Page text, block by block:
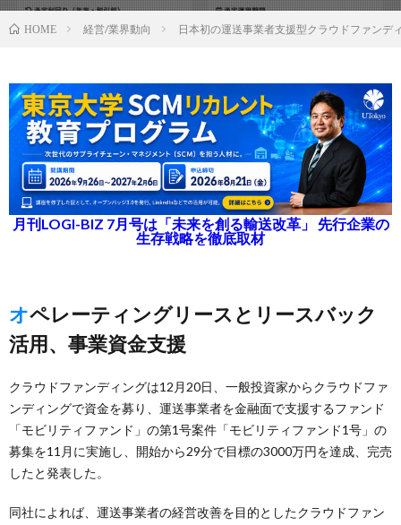
HOME 経営/業界動向 日本初の運送事業者支援型クラウドファンデ
月刊LOGI-BIZ 7月号は「未来を創る輸送改革」 先行企業の
生存戦略を徹底取材
オペレーティングリースとリースバック
活用、事業資金支援
クラウドファンディングは12月20日、一般投資家からクラウドファ
ンディングで資金を募り、運送事業者を金融面で支援するファンド
「モビリティファンド」の第1号案件「モビリティファンド1号」の
募集を11月に実施し、開始から29分で目標の3000万円を達成、完売
したと発表した。
同社によれば、運送事業者の経営改善を目的としたクラウドファン